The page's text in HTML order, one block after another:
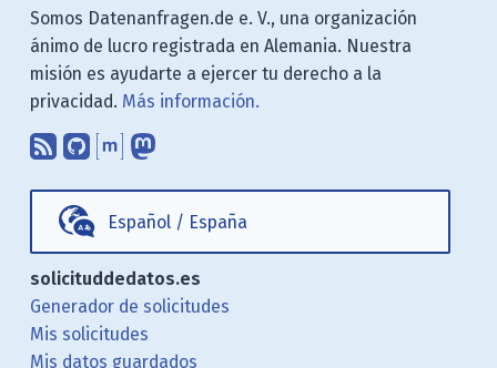
Somos Datenanfragen.de e. V., una organización
ánimo de lucro registrada en Alemania. Nuestra
misión es ayudarte a ejercer tu derecho a la
privacidad. Más información.
Suscríbete a nuestro blog a través
Encuéntranos en GitHub
Encuéntranos en Matrix
Español / España
solicituddedatos.es
Generador de solicitudes
Mis solicitudes
Mis datos guardados